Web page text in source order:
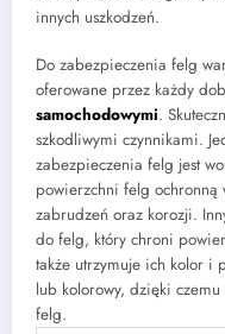
innych uszkodzeń.
Do zabezpieczenia felg
oferowane przez każdy
samochodowymi.
szkodliwymi czynnikami.
zabezpieczenia felg jest
powierzchni felg ochronną
zabrudzeń oraz korozji.
do felg, który chroni
także utrzymuje ich kolor i
lub kolorowy, dzięki
felg.